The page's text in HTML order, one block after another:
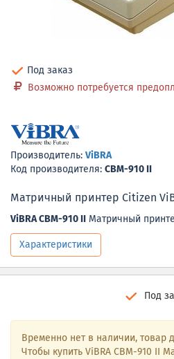
Под заказ
Возможно потребуется
Производитель: ViBRA
Код производителя: CBM-910 II
Матричный принтер Citizen
ViBRA CBM-910 II Матричный
Характеристики
Под
Временно нет в наличии, товар
Чтобы купить ViBRA CBM-910 II